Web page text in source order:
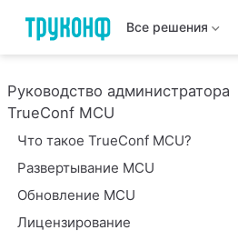
Все решения
Руководство администратора
TrueConf MCU
Что такое TrueConf MCU?
Развертывание MCU
Обновление MCU
Лицензирование